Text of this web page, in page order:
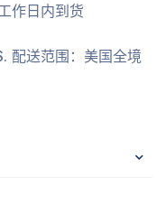
作日内到货
配送范围：美国全境